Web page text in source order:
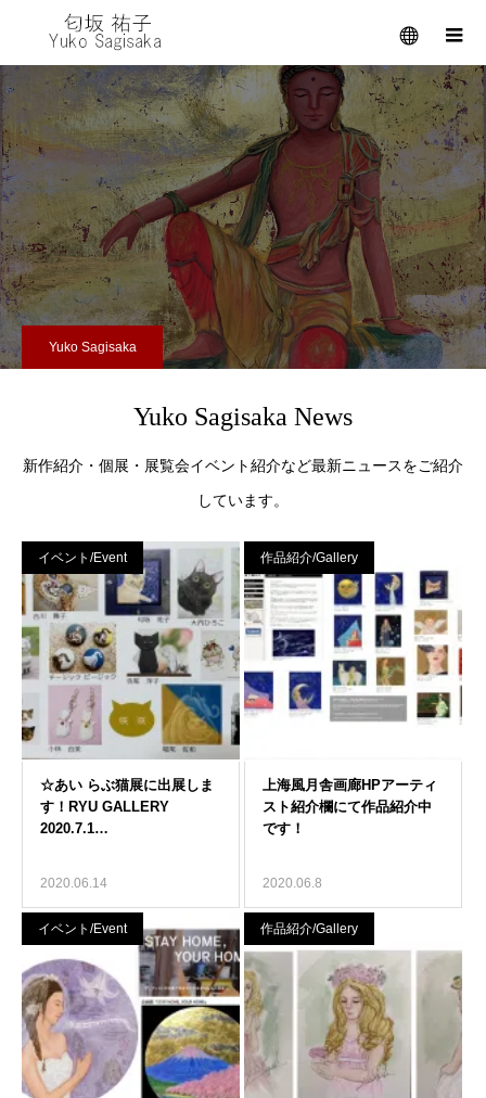
メニュー
Yuko Sagisaka
Yuko Sagisaka News
新作紹介・個展・展覧会イベント紹介など最新ニュースをご紹介
しています。
イベント/Event
2020.06.14
作品紹介/Gallery
2020.06.8
イベント/Event 作品紹介/Gallery